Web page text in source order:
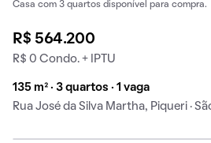
Casa com 3 quartos disponível para compra.
R$ 564.200
R$ 0 Condo. + IPTU
135 m² · 3 quartos · 1 vaga
Rua José da Silva Martha, Piqueri ·